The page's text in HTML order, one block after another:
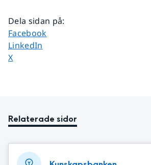
Dela sidan på:
Dela sidan på
Facebook
Dela sidan på
LinkedIn
Dela sidan på
X
Relaterade sidor